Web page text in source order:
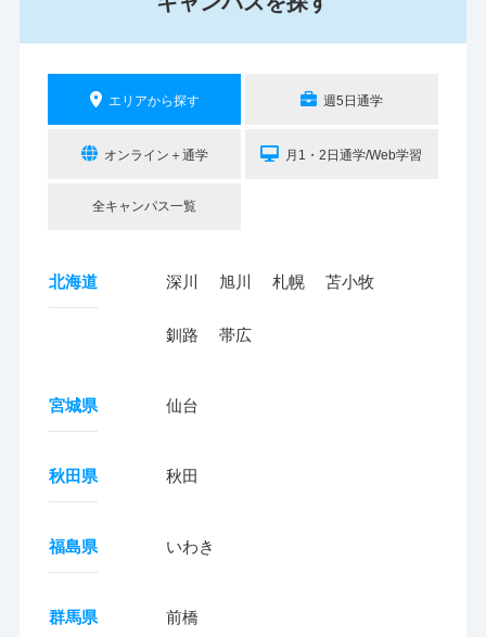
エリアから探す 週5日通学
オンライン＋通学 月1・2日通学/Web学習
全キャンパス一覧
北海道 深川 旭川 札幌 苫小牧
釧路 帯広
宮城県 仙台
秋田県 秋田
福島県 いわき
群馬県 前橋